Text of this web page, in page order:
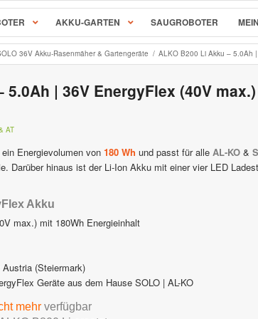
AL-KO & SOLO Mähroboter
SOLO Robolinho Mähroboter | by AL-KO
ALKO | SOLO Robolinho Zubehör & Ersatzteile
STIHL iMow Mähroboter
STIHL Viking iMow Zubehör & Ersatzteile
Ambrogio – Zuchetti
Ambrogio Mähroboter
Ambrogio Zubehör & Ersatzteile
Stiga AutoClip Rasenroboter
AKKU-GARTEN SAUGROBOTER
36V Akku-Rasenmäher & Gartengeräte / ALKO B200 Li Akku – 5.0Ah
5.0Ah | 36V EnergyFlex (40V max.)
AT
ein Energievolumen von 180 Wh und passt für alle AL-KO &
Darüber hinaus ist der Li-Ion Akku mit einer vier LED
Akku
max.) mit 180Wh Energieinhalt
(Steiermark)
Geräte aus dem Hause SOLO | AL-KO
mehr verfügbar